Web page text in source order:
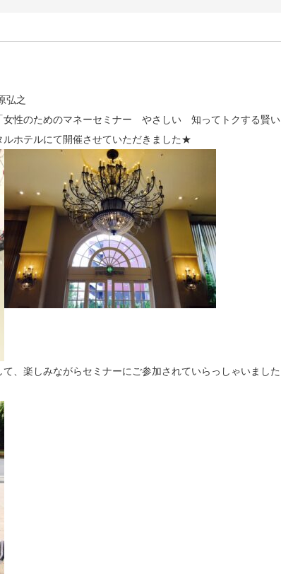
弘之
女性のためのマネーセミナー やさしい 知ってトクする賢い
ルホテルにて開催させていただきました★
、楽しみながらセミナーにご参加されていらっしゃいました